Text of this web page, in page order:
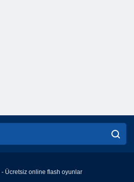
Ücretsiz online flash oyunlar